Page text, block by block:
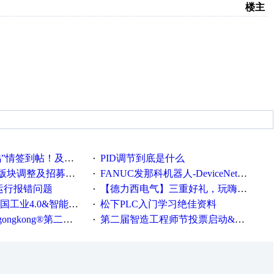
楼主
时更新在线研讨会预告 · PID调节到底是什么
整及招募版主公告
· FANUC发那科机器人-DeviceNet通信使用手册(中文)
行报错问题
·
【德力西电气】三重好礼，玩嗨夏日！
能制造高级培训班通知！
· 松下PLC入门学习绝佳资料
智造工程师节正式起航！
· 第二届智造工程师节投票启动&周周有礼！